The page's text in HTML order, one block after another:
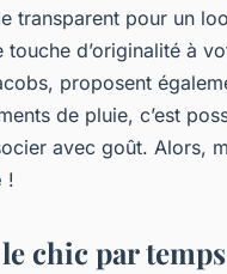
transparent pour un
d’originalité à
proposent
de pluie, c’est
avec goût. Alors,
!
chic par